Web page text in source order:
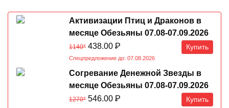
Активизации Птиц и Драконов в
месяце Обезьяны 07.08-07.09.2026
1140* 438.00 Р Купить
Спецпредложение до: 07.08.2026
Согревание Денежной Звезды в
месяце Обезьяны 07.08-07.09.2026
1270* 546.00 Р Купить